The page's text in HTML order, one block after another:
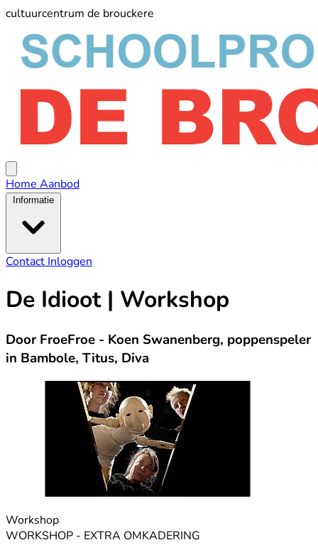
cultuurcentrum de brouckere
Broucker
menu
Home Aanbod
Informatie
Contact Inloggen
De Idioot | Workshop
Door FroeFroe - Koen Swanenberg, poppenspeler
in Bambole, Titus, Diva
Workshop
WORKSHOP - EXTRA OMKADERING